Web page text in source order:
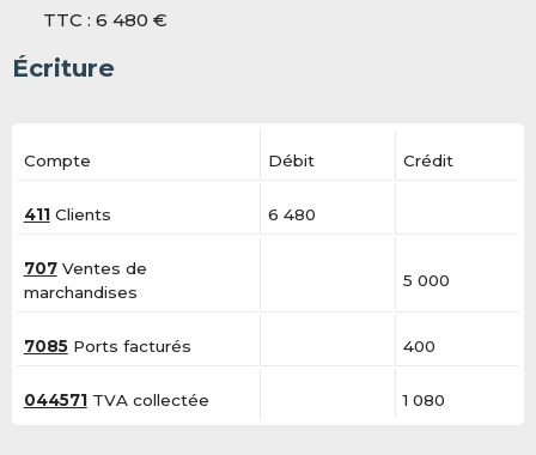
TTC : 6 480 €
Écriture
Compte Débit Crédit
411Clients 6 480
707Ventes de
marchandises
5 000
7085Ports facturés 400
044571TVA collectée 1 080